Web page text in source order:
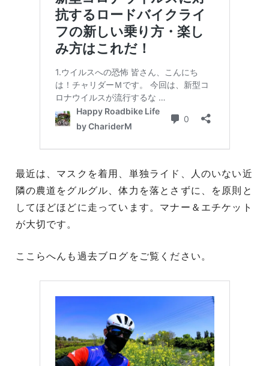
最近は、マスクを着用、単独ライド、人のいない近
隣の農道をグルグル、体力を落とさずに、を原則と
してほどほどに走っています。マナー＆エチケット
が大切です。
ここらへんも過去ブログをご覧ください。